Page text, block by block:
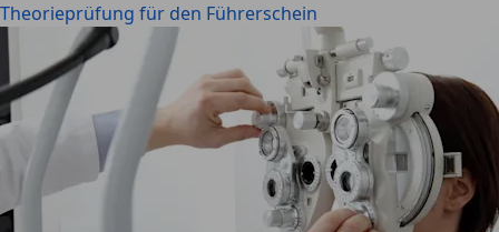
Theorieprüfung für den Führerschein